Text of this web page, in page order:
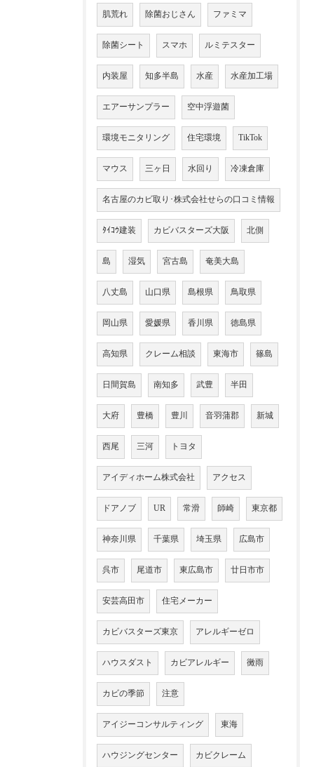
肌荒れ 除菌おじさん ファミマ
除菌シート スマホ ルミテスター
内装屋 知多半島 水産 水産加工場
エアーサンプラー 空中浮遊菌
環境モニタリング 住宅環境 TikTok
マウス 三ヶ日 水回り 冷凍倉庫
名古屋のカビ取り･株式会社せらの口コミ情報
ﾀｲｺｳ建装 カビバスターズ大阪 北側
島 湿気 宮古島 奄美大島
八丈島 山口県 島根県 鳥取県
岡山県 愛媛県 香川県 徳島県
高知県 クレーム相談 東海市 篠島
日間賀島 南知多 武豊 半田
大府 豊橋 豊川 音羽蒲郡 新城
西尾 三河 トヨタ
アイディホーム株式会社 アクセス
ドアノブ UR 常滑 師崎 東京都
神奈川県 千葉県 埼玉県 広島市
呉市 尾道市 東広島市 廿日市市
安芸高田市 住宅メーカー
カビバスターズ東京 アレルギーゼロ
ハウスダスト カビアレルギー 黴雨
カビの季節 注意
アイジーコンサルティング 東海
ハウジングセンター カビクレーム